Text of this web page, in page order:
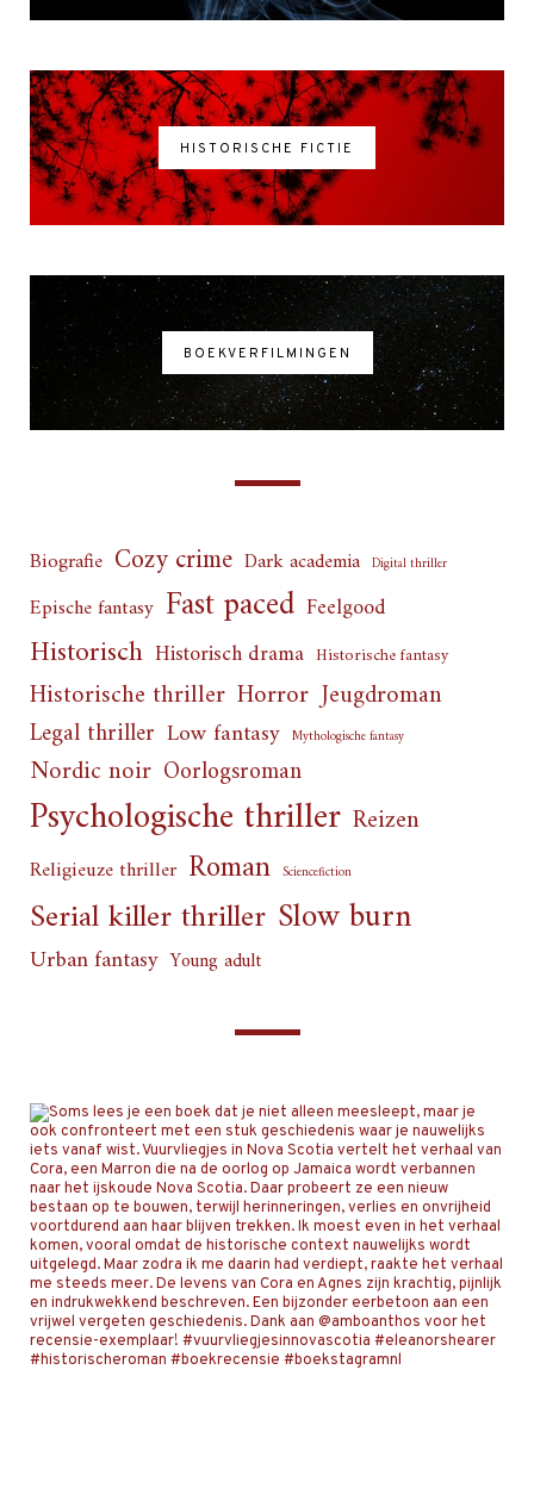
HISTORISCHE FICTIE
BOEKVERFILMINGEN
Biografie Cozy crime Dark academia Digital thriller
Epische fantasy Fast paced Feelgood
Historisch Historisch drama Historische fantasy
Historische thriller Horror Jeugdroman
Legal thriller Low fantasy Mythologische fantasy
Nordic noir Oorlogsroman
Psychologische thriller Reizen
Religieuze thriller Roman Sciencefiction
Serial killer thriller Slow burn
Urban fantasy Young adult